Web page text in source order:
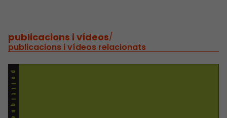
publicacions i vídeos/
publicacions i vídeos relacionats